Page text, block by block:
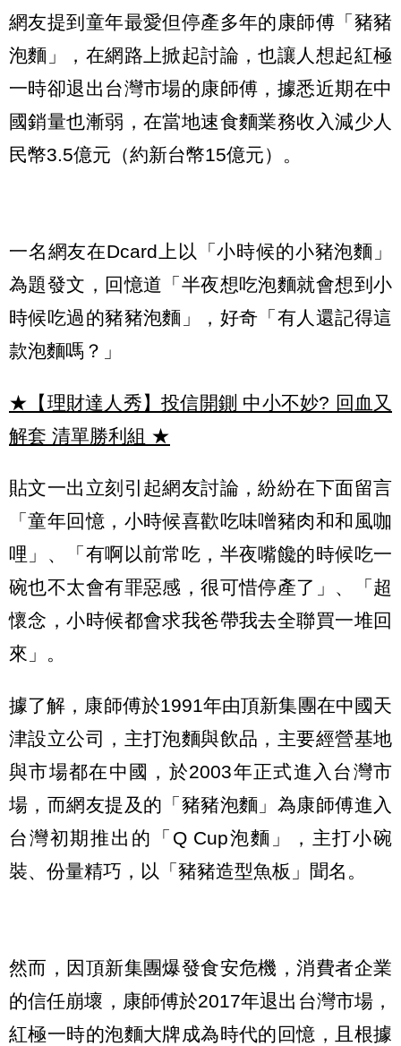
網友提到童年最愛但停產多年的康師傅「豬豬
泡麵」，在網路上掀起討論，也讓人想起紅極
一時卻退出台灣市場的康師傅，據悉近期在中
國銷量也漸弱，在當地速食麵業務收入減少人
民幣3.5億元（約新台幣15億元）。
一名網友在Dcard上以「小時候的小豬泡麵」
為題發文，回憶道「半夜想吃泡麵就會想到小
時候吃過的豬豬泡麵」，好奇「有人還記得這
款泡麵嗎？」
★【理財達人秀】投信開鍘 中小不妙? 回血又
解套 清單勝利組 ★
貼文一出立刻引起網友討論，紛紛在下面留言
「童年回憶，小時候喜歡吃味噌豬肉和和風咖
哩」、「有啊以前常吃，半夜嘴饞的時候吃一
碗也不太會有罪惡感，很可惜停產了」、「超
懷念，小時候都會求我爸帶我去全聯買一堆回
來」。
據了解，康師傅於1991年由頂新集團在中國天
津設立公司，主打泡麵與飲品，主要經營基地
與市場都在中國，於2003年正式進入台灣市
場，而網友提及的「豬豬泡麵」為康師傅進入
台灣初期推出的「Q Cup泡麵」，主打小碗
裝、份量精巧，以「豬豬造型魚板」聞名。
然而，因頂新集團爆發食安危機，消費者企業
的信任崩壞，康師傅於2017年退出台灣市場，
紅極一時的泡麵大牌成為時代的回憶，且根據